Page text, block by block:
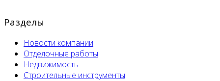
Разделы
Новости компании
Отделочные работы
Недвижимость
Строительные инструменты